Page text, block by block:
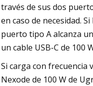
través de sus dos
en caso de necesidad.
puerto tipo A alcanza
un cable USB-C de 100
Si carga con frecuencia
Nexode de 100 W de